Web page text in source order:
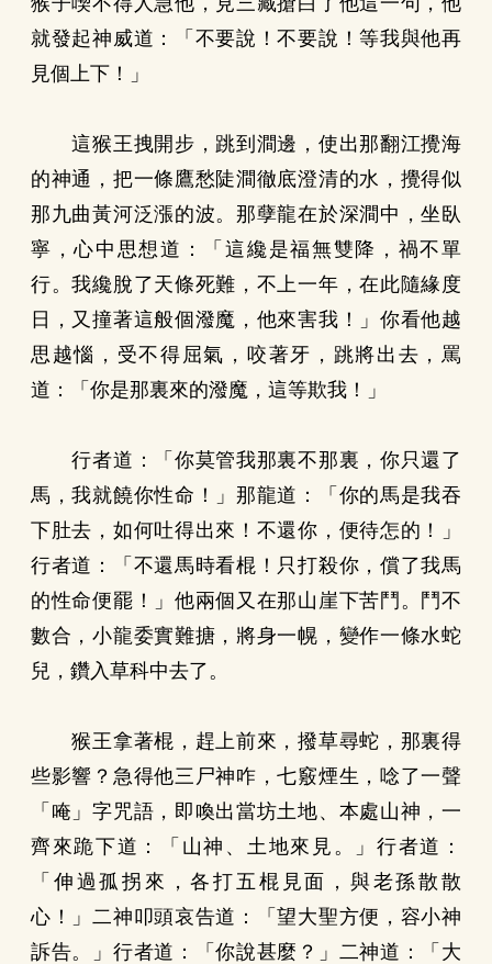
就發起神威道：「不要說！不要說！等我與他再
見個上下！」
這猴王拽開步，跳到澗邊，使出那翻江攪海
的神通，把一條鷹愁陡澗徹底澄清的水，攪得似
那九曲黃河泛漲的波。那孽龍在於深澗中，坐臥
寧，心中思想道：「這纔是福無雙降，禍不單
行。我纔脫了天條死難，不上一年，在此隨緣度
日，又撞著這般個潑魔，他來害我！」你看他越
思越惱，受不得屈氣，咬著牙，跳將出去，罵
道：「你是那裏來的潑魔，這等欺我！」
行者道：「你莫管我那裏不那裏，你只還了
馬，我就饒你性命！」那龍道：「你的馬是我吞
下肚去，如何吐得出來！不還你，便待怎的！」
行者道：「不還馬時看棍！只打殺你，償了我馬
的性命便罷！」他兩個又在那山崖下苦鬥。鬥不
數合，小龍委實難搪，將身一幌，變作一條水蛇
兒，鑽入草科中去了。
猴王拿著棍，趕上前來，撥草尋蛇，那裏得
些影響？急得他三尸神咋，七竅煙生，唸了一聲
「唵」字咒語，即喚出當坊土地、本處山神，一
齊來跪下道：「山神、土地來見。」行者道：
「伸過孤拐來，各打五棍見面，與老孫散散
心！」二神叩頭哀告道：「望大聖方便，容小神
訴告。」行者道：「你說甚麼？」二神道：「大